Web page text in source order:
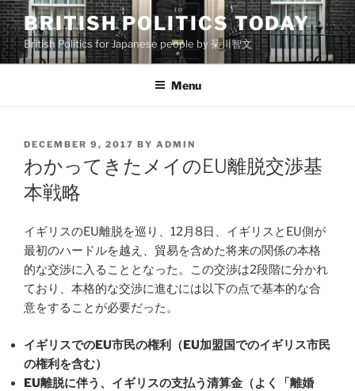
Skip
to
content
BRITISH POLITICS TODAY
British Politics for Japanese people by 菊川智文
Menu
POSTED
ON
DECEMBER 9, 2017 BY ADMIN
わかってきたメイのEU離脱交渉基
本戦略
イギリスのEU離脱を巡り、12月8日、イギリスとEU側が
最初のハードルを越え、貿易を含めた将来の関係の本格
的な交渉に入ることとなった。この交渉は2段階に分かれ
ており、本格的な交渉に進むには以下の点で基本的な合
意をすることが必要だった。
イギリスでのEU市民の権利（EU加盟国でのイギリス市民
の権利を含む）
EU離脱に伴う、イギリスの支払う清算金（よく「離婚